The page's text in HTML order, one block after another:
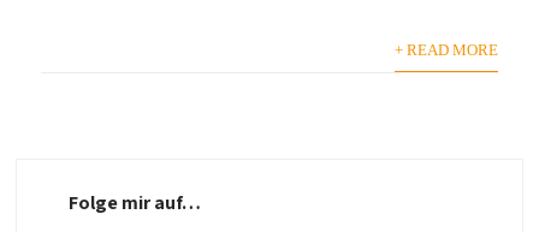
+ READ MORE
Folge mir auf…